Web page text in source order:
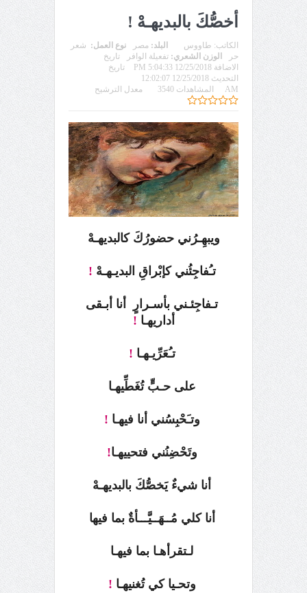
أخصُّكَ بالبديهـهْ !
الكاتب: طاووس البلد: مصر نوع العمل: شعر
حر
الوزن الشعري: تفعيلة الوافر
تاريخ
الاضافة 12/25/2018 5:04:33 PM
تاريخ
التحديث 12/25/2018 12:02:07
AM
المشاهدات 3540 معدل الترشيح
ويبهِـرُني حضورُكَ كالبديهـهْ
تـُفاجِئُني كإبْراقِ البديـهـهْ !
تـفاجِئـني بأسـرارٍ
أنا أبـقى
أداريهـا !
تـُعَرِّيـهـا !
على حـبٍّ تُغَطِّيهـا
وتـَحْبِسُني أنا فيهـا !
وتَحْضِنُني فتحييهـا!
أنا شيءٌ يَخصُّكَ بالبديهـهْ
أنا كلي مُــهَــيَّـــأةٌ بما فيها
لـتقرأهـا بما فيهـا
وتحـيا كي تُغنيهـا !